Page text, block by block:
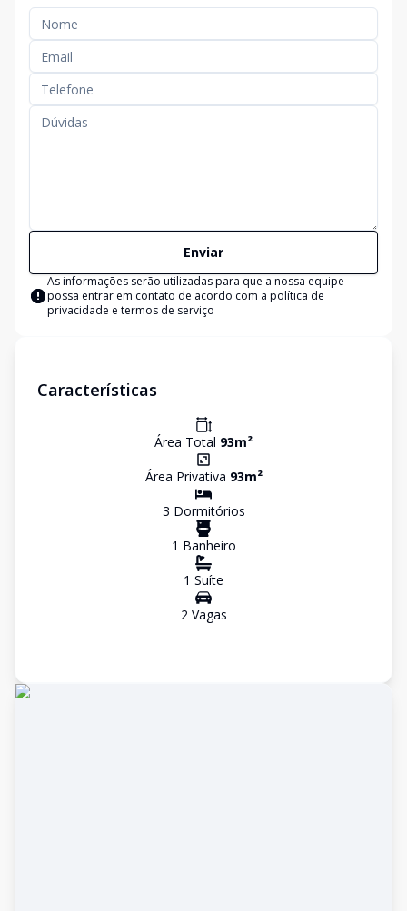
Enviar
As informações serão utilizadas para que a nossa equipe
possa entrar em contato de acordo com a política de
privacidade e termos de serviço
Características
Área Total 93m²
Área Privativa 93m²
3 Dormitórios
1 Banheiro
1 Suíte
2Vagas